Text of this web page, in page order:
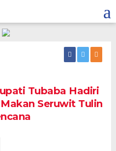
Tubaba Hadiri
Seruwit Tulin